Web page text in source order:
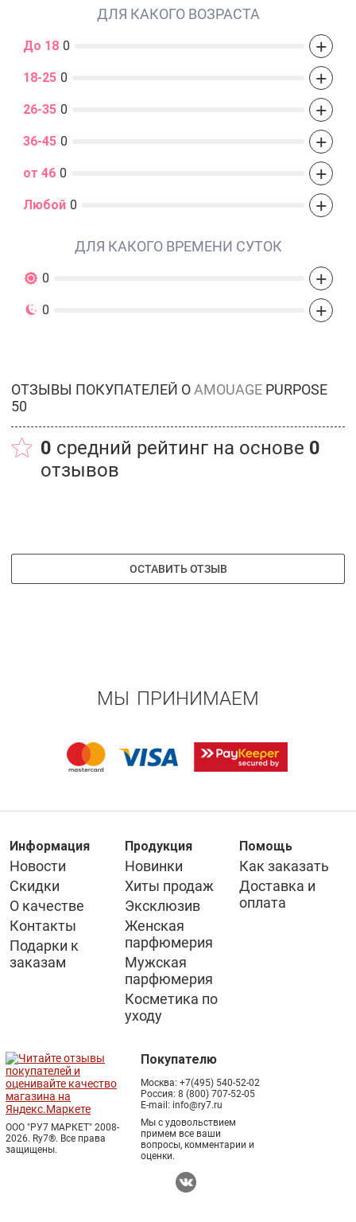
ДЛЯ КАКОГО ВОЗРАСТА
До 18 0 +
18-25 0 +
26-35 0 +
36-45 0 +
от 46 0 +
Любой 0 +
ДЛЯ КАКОГО ВРЕМЕНИ СУТОК
0 +
0 +
ОТЗЫВЫ ПОКУПАТЕЛЕЙ О AMOUAGE PURPOSE
50
0 средний рейтинг на основе 0
отзывов
ОСТАВИТЬ ОТЗЫВ
МЫ ПРИНИМАЕМ
Информация
Новости
Скидки
О качестве
Контакты
Подарки к
заказам
Продукция
Новинки
Хиты продаж
Эксклюзив
Женская
парфюмерия
Мужская
парфюмерия
Косметика по
уходу
Помощь
Как заказать
Доставка и
оплата
ООО "РУ7 МАРКЕТ" 2008-
2026. Ry7®. Все права
защищены.
Покупателю
Москва: +7(495) 540-52-02
Россия: 8 (800) 707-52-05
E-mail: info@ry7.ru
Мы с удовольствием
примем все ваши
вопросы, комментарии и
оценки.